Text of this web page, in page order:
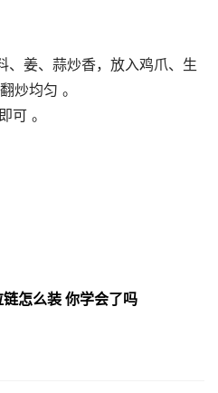
、姜、蒜炒香，放入鸡爪、生
炒均匀 。
可 。
怎么装 你学会了吗